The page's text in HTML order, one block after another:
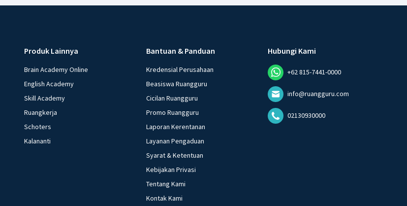
Produk Lainnya
Brain Academy Online
English Academy
Skill Academy
Ruangkerja
Schoters
Kalananti
Bantuan & Panduan
Kredensial Perusahaan
Beasiswa Ruangguru
Cicilan Ruangguru
Promo Ruangguru
Laporan Kerentanan
Layanan Pengaduan
Syarat & Ketentuan
Kebijakan Privasi
Tentang Kami
Kontak Kami
Hubungi Kami
+62 815-7441-0000
info@ruangguru.com
02130930000